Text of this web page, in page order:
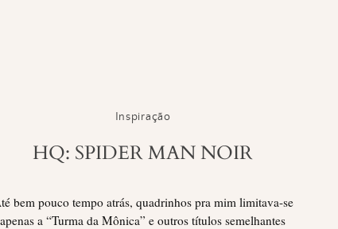
Inspiração
HQ: SPIDER MAN NOIR
bem pouco tempo atrás, quadrinhos pra mim limitava-se
apenas a “Turma da Mônica” e outros títulos semelhantes